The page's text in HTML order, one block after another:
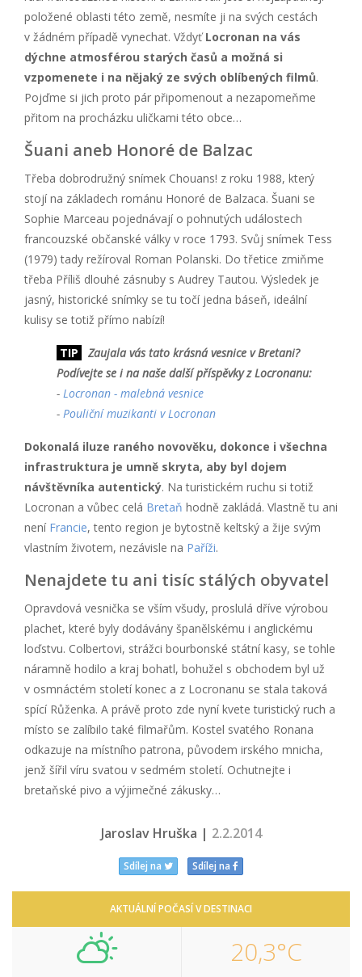
položené oblasti této země, nesmíte ji na svých cestách
v žádném případě vynechat. VždyťLocronan na vás
dýchne atmosférou starých časů a možná si
vzpomenete i na nějaký ze svých oblíbených filmů.
Pojďme si jich proto pár připomenout a nezapomeňme
přitom na procházku uličkami této obce…
Šuani aneb Honoré de Balzac
Třeba dobrodružný snímek Chouans! z roku 1988, který
stojí na základech románu Honoré de Balzaca. Šuani se
Sophie Marceau pojednávají o pohnutých událostech
francouzské občanské války v roce 1793. Svůj snímek Tess
(1979) tady režíroval Roman Polanski. Do třetice zmiňme
třeba Příliš dlouhé zásnuby s Audrey Tautou. Výsledek je
jasný, historické snímky se tu točí jedna báseň, ideální
kulisy se totiž přímo nabízí!
TIP
Zaujala vás tato krásná vesnice v Bretani?
Podívejte se i na naše další příspěvky z Locronanu:
- Locronan - malebná vesnice
- Pouliční muzikanti v Locronan
Dokonalá iluze raného novověku, dokonce i všechna
infrastruktura je umně skryta, aby byl dojem
návštěvníka autentický. Na turistickém ruchu si totiž
Locronan a vůbec celá Bretaň hodně zakládá. Vlastně tu ani
není Francie, tento region je bytostně keltský a žije svým
vlastním životem, nezávisle na Paříži.
Nenajdete tu ani tisíc stálých obyvatel
Opravdová vesnička se vším všudy, proslulá dříve výrobou
plachet, které byly dodávány španělskému i anglickému
loďstvu. Colbertovi, strážci bourbonské státní kasy, se tohle
náramně hodilo a kraj bohatl, bohužel s obchodem byl už
v osmnáctém století konec a z Locronanu se stala taková
spící Růženka. A právě proto zde nyní kvete turistický ruch a
místo se zalíbilo také filmařům. Kostel svatého Ronana
odkazuje na místního patrona, původem irského mnicha,
jenž šířil víru svatou v sedmém století. Ochutnejte i
bretaňské pivo a výjimečné zákusky…
Jaroslav Hruška | 2.2.2014
Sdílej na Sdílej na
AKTUÁLNÍ POČASÍ V DESTINACI
20,3°C